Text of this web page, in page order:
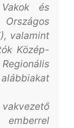
és
valamint
Közép-
alábbiakat